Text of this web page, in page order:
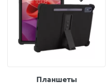
Планшеты